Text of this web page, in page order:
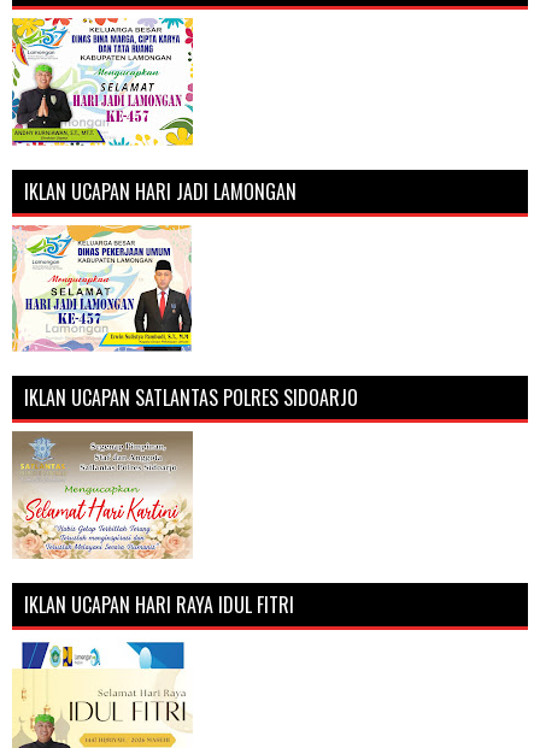
IKLAN UCAPAN HARI JADI LAMONGAN
IKLAN UCAPAN SATLANTAS POLRES SIDOARJO
IKLAN UCAPAN HARI RAYA IDUL FITRI